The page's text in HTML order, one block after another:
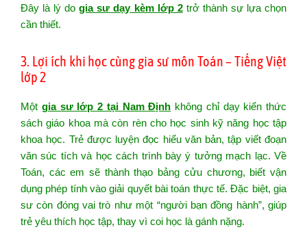
Đây là lý dogia sư dạy kèm lớp 2trở thành sự lựa chọn
cần thiết.
3. Lợi ích khi học cùng gia sư môn Toán – Tiếng Việt
lớp 2
Một gia sư lớp 2 tại Nam Định không chỉ dạy kiến thức
sách giáo khoa mà còn rèn cho học sinh kỹ năng học tập
khoa học. Trẻ được luyện đọc hiểu văn bản, tập viết đoạn
văn súc tích và học cách trình bày ý tưởng mạch lạc. Về
Toán, các em sẽ thành thạo bảng cửu chương, biết vận
dụng phép tính vào giải quyết bài toán thực tế. Đặc biệt, gia
sư còn đóng vai trò như một “người bạn đồng hành”, giúp
trẻ yêu thích học tập, thay vì coi học là gánh nặng.